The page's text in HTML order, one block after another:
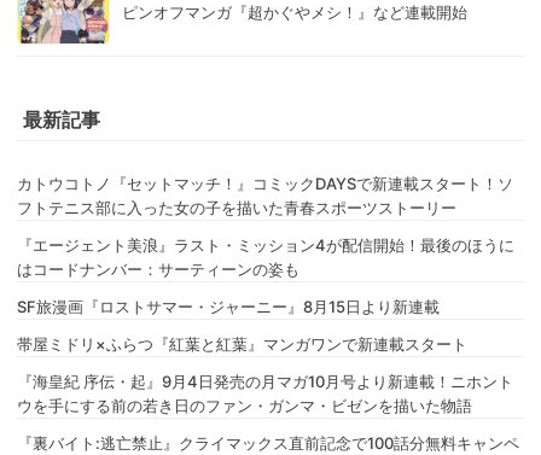
ピンオフマンガ『超かぐやメシ！』など連載開始
最新記事
カトウコトノ『セットマッチ！』コミックDAYSで新連載スタート！ソ
フトテニス部に入った女の子を描いた青春スポーツストーリー
『エージェント美浪』ラスト・ミッション4が配信開始！最後のほうに
はコードナンバー：サーティーンの姿も
SF旅漫画『ロストサマー・ジャーニー』8月15日より新連載
帯屋ミドリ×ふらつ『紅葉と紅葉』マンガワンで新連載スタート
『海皇紀 序伝・起』9月4日発売の月マガ10月号より新連載！ニホント
ウを手にする前の若き日のファン・ガンマ・ビゼンを描いた物語
『裏バイト:逃亡禁止』クライマックス直前記念で100話分無料キャンペ